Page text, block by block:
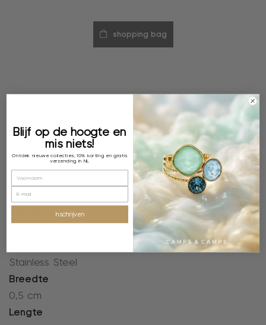
shopping bag
Specificaties
Kleur
Goud
Stainless Steel
Breedte
0,5 cm
Lengte
Blijf op de hoogte en
mis niets!
Ontdek nieuwe collecties, 10% korting en gratis
verzending in NL
inschrijven